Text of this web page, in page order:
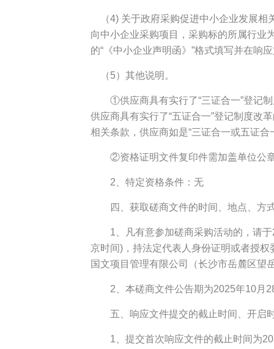
（4) 关于政府采购促进中小企业发展相
向中小企业采购项目，采购标的所属行业
的“《中小企业声明函》”格式填写并在响
（5）其他说明。
①供应商具有实行了“三证合一”登记制
供应商具有实行了“五证合一”登记制度改
相关条款，供应商如是“三证合一或五证合
②资格证明文件复印件需加盖单位公
2、特定资格条件：无
四、获取磋商文件的时间、地点、方
1、凡有意参加磋商采购活动的，请于
京时间)，持法定代表人身份证明或者授
国文项目管理有限公司（长沙市岳麓区望
2、本磋商文件公告期为2025年10月
五、响应文件提交的截止时间、开启
1、提交首次响应文件的截止时间为